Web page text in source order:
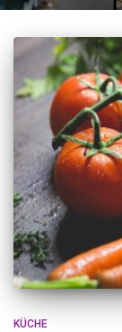
KÜCHE